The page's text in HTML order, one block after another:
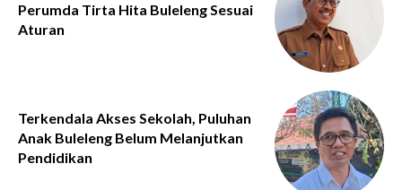
Perumda Tirta Hita Buleleng Sesuai
Aturan
Terkendala Akses Sekolah, Puluhan
Anak Buleleng Belum Melanjutkan
Pendidikan